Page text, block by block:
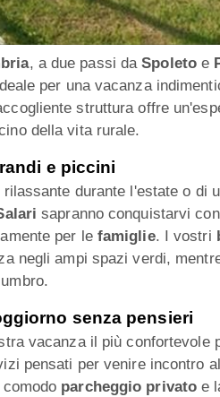
, a due passi daSpoletoe
per una vacanza
struttura offre
della vita rurale.
e piccini
durante l'estate o di
sapranno conquistarvi
per le famiglie. I vostri
negli ampi spazi verdi,
senza pensieri
vacanza il più confortevole
pensati per venire incontro
parcheggio privato e